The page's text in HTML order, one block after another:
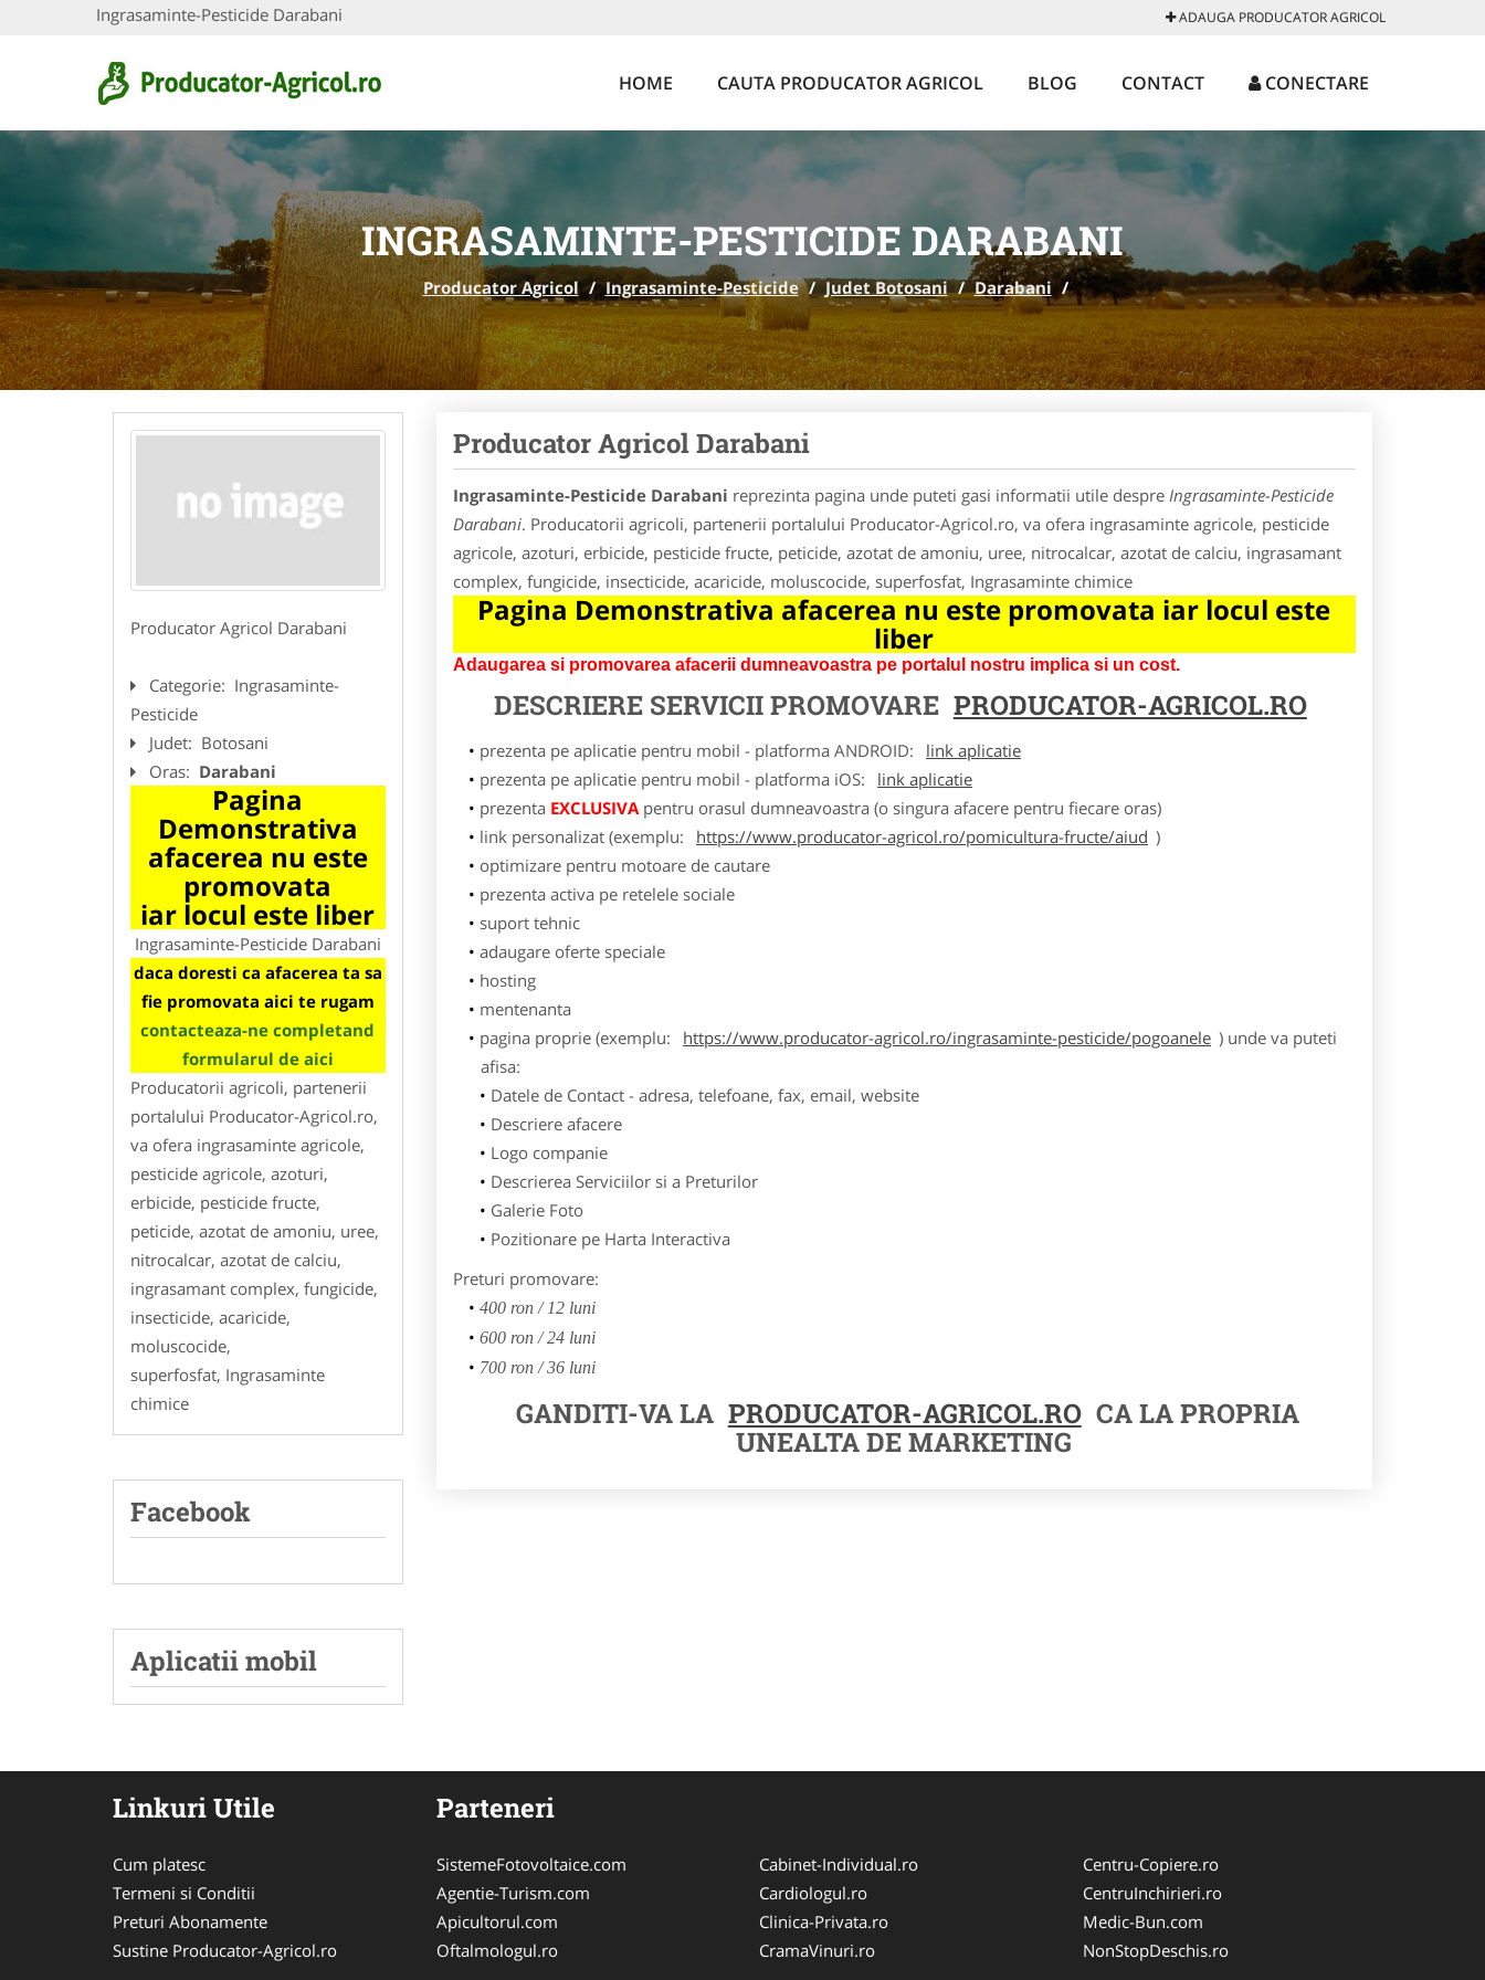
Ingrasaminte-Pesticide Darabani ADAUGA PRODUCATOR AGRICOL
HOME CAUTA PRODUCATOR AGRICOL BLOG CONTACT CONECTARE
INGRASAMINTE-PESTICIDE DARABANI
Producator Agricol / Ingrasaminte-Pesticide / Judet Botosani / Darabani /
Producator Agricol Darabani
Categorie: Ingrasaminte-
Pesticide
Judet: Botosani
Oras: Darabani
Pagina
Demonstrativa
afacerea nu este
promovata
iar locul este liber
Ingrasaminte-Pesticide Darabani
daca doresti ca afacerea ta sa
fie promovata aici te rugam
contacteaza-ne completand
formularul de aici
Producatorii agricoli, partenerii
portalului Producator-Agricol.ro,
va ofera ingrasaminte agricole,
pesticide agricole, azoturi,
erbicide, pesticide fructe,
peticide, azotat de amoniu, uree,
nitrocalcar, azotat de calciu,
ingrasamant complex, fungicide,
insecticide, acaricide,
moluscocide,
superfosfat, Ingrasaminte
chimice
Facebook
Aplicatii mobil
Producator Agricol Darabani
Ingrasaminte-Pesticide Darabani reprezinta pagina unde puteti gasi informatii utile despre Ingrasaminte-Pesticide
Darabani. Producatorii agricoli, partenerii portalului Producator-Agricol.ro, va ofera ingrasaminte agricole, pesticide
agricole, azoturi, erbicide, pesticide fructe, peticide, azotat de amoniu, uree, nitrocalcar, azotat de calciu, ingrasamant
complex, fungicide, insecticide, acaricide, moluscocide, superfosfat, Ingrasaminte chimice
Pagina Demonstrativa afacerea nu este promovata iar locul este
liber
Adaugarea si promovarea afacerii dumneavoastra pe portalul nostru implica si un cost.
DESCRIERE SERVICII PROMOVARE PRODUCATOR-AGRICOL.RO
prezenta pe aplicatie pentru mobil - platforma ANDROID:
link aplicatie
prezenta pe aplicatie pentru mobil - platforma iOS:
link aplicatie
prezenta EXCLUSIVApentru orasul dumneavoastra (o singura afacere pentru fiecare oras)
link personalizat (exemplu:
https://www.producator-agricol.ro/pomicultura-fructe/aiud )
optimizare pentru motoare de cautare
prezenta activa pe retelele sociale
suport tehnic
adaugare oferte speciale
hosting
mentenanta
pagina proprie (exemplu:
https://www.producator-agricol.ro/ingrasaminte-pesticide/pogoanele ) unde va puteti
afisa:
Datele de Contact - adresa, telefoane, fax, email, website
Descriere afacere
Logo companie
Descrierea Serviciilor si a Preturilor
Galerie Foto
Pozitionare pe Harta Interactiva
Preturi promovare:
400 ron / 12 luni
600 ron / 24 luni
700 ron / 36 luni
GANDITI-VA LA PRODUCATOR-AGRICOL.RO CA LA PROPRIA
UNEALTA DE MARKETING
Linkuri Utile
Cum platesc
Termeni si Conditii
Preturi Abonamente
Sustine Producator-Agricol.ro
Parteneri
SistemeFotovoltaice.com
Agentie-Turism.com
Apicultorul.com
Oftalmologul.ro
Cabinet-Individual.ro
Cardiologul.ro
Clinica-Privata.ro
CramaVinuri.ro
Centru-Copiere.ro
CentruInchirieri.ro
Medic-Bun.com
NonStopDeschis.ro